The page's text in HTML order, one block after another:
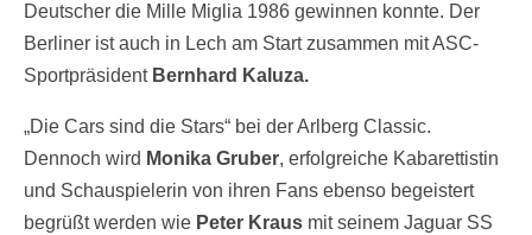
Deutscher die Mille Miglia 1986 gewinnen konnte. Der
Berliner ist auch in Lech am Start zusammen mit ASC-
Sportpräsident Bernhard Kaluza.
„Die Cars sind die Stars“ bei der Arlberg Classic.
Dennoch wird Monika Gruber, erfolgreiche Kabarettistin
und Schauspielerin von ihren Fans ebenso begeistert
begrüßt werden wie Peter Kraus mit seinem Jaguar SS